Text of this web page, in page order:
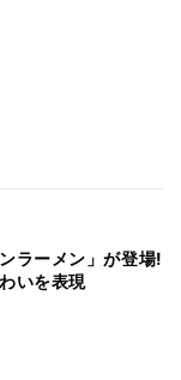
ラーメン」が登場!
いを表現